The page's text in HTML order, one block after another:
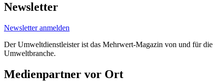
Newsletter
Newsletter anmelden
Der Umweltdienstleister ist das Mehrwert-Magazin von und für die
Umweltbranche.
Medienpartner vor Ort